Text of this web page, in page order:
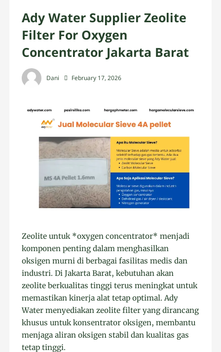
Ady Water Supplier Zeolite
Filter For Oxygen
Concentrator Jakarta Barat
Dani February 17, 2026
Zeolite untuk *oxygen concentrator* menjadi
komponen penting dalam menghasilkan
oksigen murni di berbagai fasilitas medis dan
industri. Di Jakarta Barat, kebutuhan akan
zeolite berkualitas tinggi terus meningkat untuk
memastikan kinerja alat tetap optimal. Ady
Water menyediakan zeolite filter yang dirancang
khusus untuk konsentrator oksigen, membantu
menjaga aliran oksigen stabil dan kualitas gas
tetap tinggi.